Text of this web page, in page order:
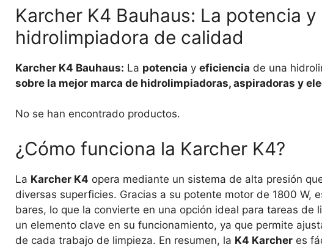
Karcher K4 Bauhaus: La potencia
hidrolimpiadora de calidad
Karcher K4 Bauhaus: La potencia y eficiencia de una
sobre la mejor marca de hidrolimpiadoras, aspiradoras y
No se han encontrado productos.
¿Cómo funciona la Karcher K4?
La Karcher K4 opera mediante un sistema de alta presión
diversas superficies. Gracias a su potente motor de 1800 W,
bares, lo que la convierte en una opción ideal para tareas de
un elemento clave en su funcionamiento, ya que permite
de cada trabajo de limpieza. En resumen, la K4 Karcher es